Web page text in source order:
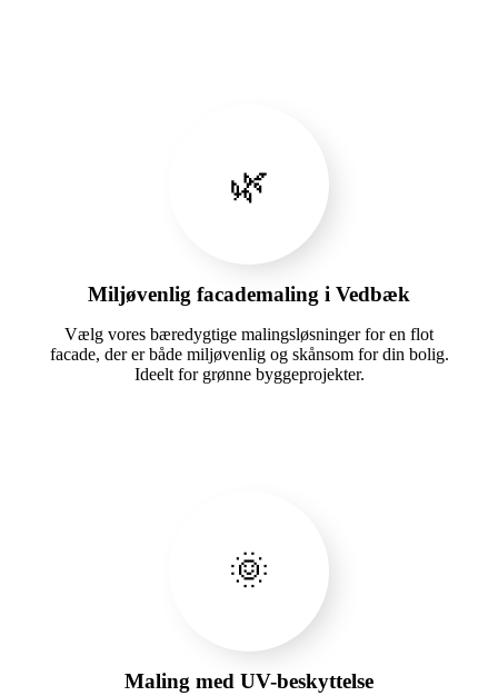
🌿
Miljøvenlig facademaling i Vedbæk
Vælg vores bæredygtige malingsløsninger for en flot
facade, der er både miljøvenlig og skånsom for din bolig.
Ideelt for grønne byggeprojekter.
🌞
Maling med UV-beskyttelse